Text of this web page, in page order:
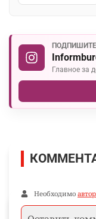
Главное за
Необходимо